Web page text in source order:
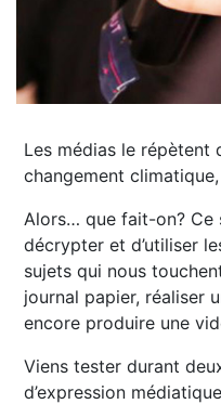
Les médias le répètent
changement
Alors… que fait-on? Ce
décrypter et d’utiliser
sujets qui nous
journal papier, réaliser
encore produire une
Viens tester durant
d’expression